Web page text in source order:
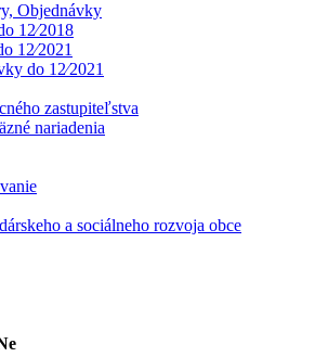
Objednávky
12⁄2018
12⁄2021
do 12⁄2021
zastupiteľstva
nariadenia
a sociálneho rozvoja obce